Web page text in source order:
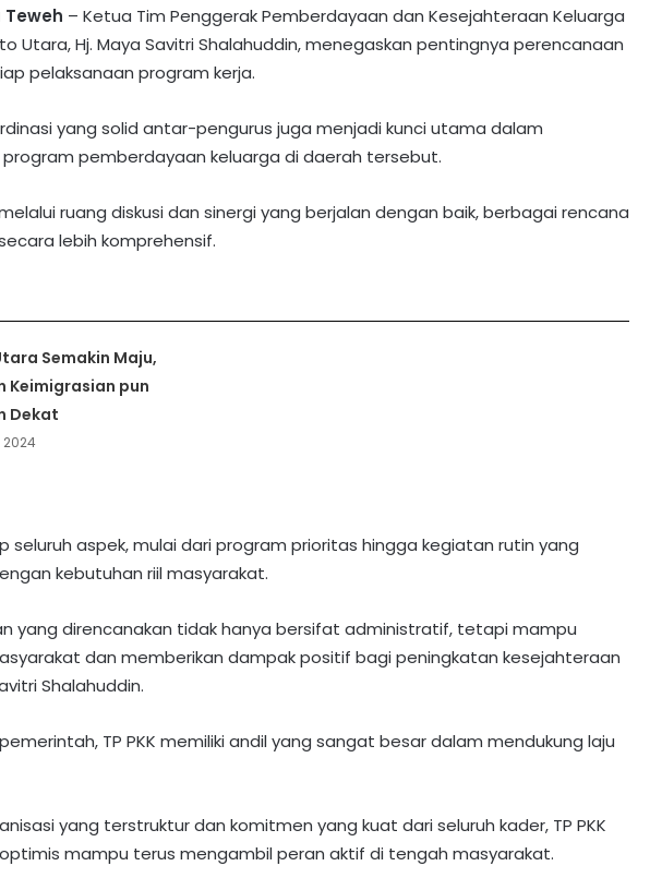
Teweh – Ketua Tim Penggerak Pemberdayaan dan Kesejahteraan Keluarga
Utara, Hj. Maya Savitri Shalahuddin, menegaskan pentingnya perencanaan
pelaksanaan program kerja.
yang solid antar-pengurus juga menjadi kunci utama dalam
pemberdayaan keluarga di daerah tersebut.
ruang diskusi dan sinergi yang berjalan dengan baik, berbagai rencana
lebih komprehensif.
Semakin Maju,
Keimigrasian pun
Dekat
2024
seluruh aspek, mulai dari program prioritas hingga kegiatan rutin yang
kebutuhan riil masyarakat.
yang direncanakan tidak hanya bersifat administratif, tetapi mampu
dan memberikan dampak positif bagi peningkatan kesejahteraan
Shalahuddin.
TP PKK memiliki andil yang sangat besar dalam mendukung laju
yang terstruktur dan komitmen yang kuat dari seluruh kader, TP PKK
mampu terus mengambil peran aktif di tengah masyarakat.